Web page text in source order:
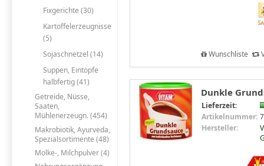
Fixgerichte (30)
Kartoffelerzeugnisse
(5)
Sojaschnetzel (14)
Suppen, Eintöpfe
halbfertig (41)
Getreide, Nüsse,
Saaten,
Mühlenerzeugn. (454)
Makrobiotik, Ayurveda,
Spezialsortimente (48)
Molke-, Milchpulver (4)
Wunschliste
Dunkle
Lieferzeit:
Artikelnummer:
Hersteller: